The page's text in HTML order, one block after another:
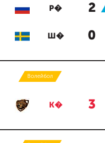
Р� 2
Ш� 0
Волейбол
К� 3